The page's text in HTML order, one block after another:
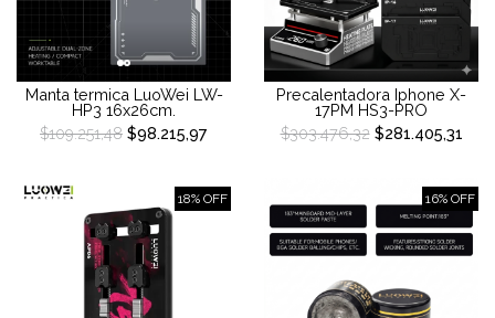
Manta termica LuoWei LW-
HP3 16x26cm.
$109.251,48 $98.215,97
Precalentadora Iphone X-
17PM HS3-PRO
$303.476,32$281.405,31
18% OFF 16% OFF